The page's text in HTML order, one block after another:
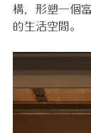
構，形塑一個